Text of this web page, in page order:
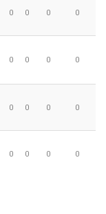
0 0 0 0
0 0 0 0
0 0 0 0
0 0 0 0